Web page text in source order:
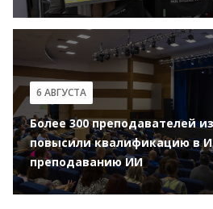
6 АВГУСТА
Более 300 преподавателей
повысили квалификацию в
преподаванию ИИ